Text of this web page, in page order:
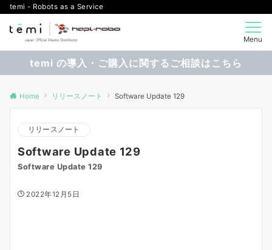
temi - Robots as a Service
Menu
temi の導入・ご購入に関するご相談はこちら
Home リリースノート Software Update 129
リリースノート
Software Update 129
Software Update 129
2022年12月5日